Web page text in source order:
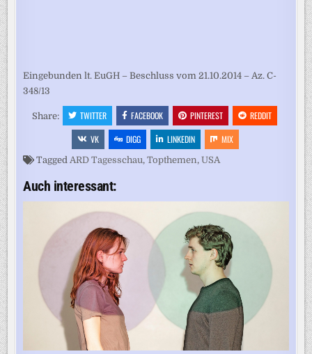
Eingebunden lt. EuGH – Beschluss vom 21.10.2014 – Az. C-
348/13
Share: TWITTER FACEBOOK PINTEREST
REDDIT
VK
DIGG LINKEDIN MIX
Tagged ARD Tagesschau,Topthemen,USA
Auch interessant: